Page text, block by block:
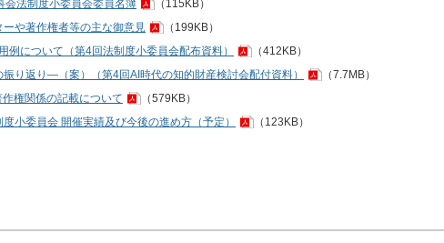
会法制度小委員会委員名簿
（115KB）
や著作権者等の主な御意見
（199KB）
例について（第4回法制度小委員会配布資料）
（412KB）
り返り―（案）（第4回AI時代の知的財産検討会配付資料）
（7.7MB）
権関係の記載について
（579KB）
小委員会 開催実績及び今後の進め方（予定） （123KB）